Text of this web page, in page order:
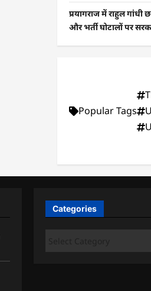
प्रयागराज में राहुल गांधी
और भर्ती घोटालों पर
Popular Tags
Categories